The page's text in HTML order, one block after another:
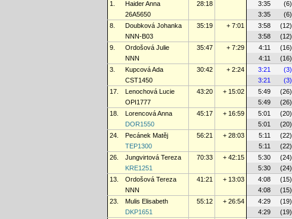
1.
Haider Anna 28:18 3:35 (6)
26A5650
3:35 (6)
8.
Doubková Johanka 35:19 + 7:01 3:58 (12)
NNN-B03
3:58 (12)
9.
Ordošová Julie 35:47 + 7:29 4:11 (16)
NNN
4:11 (16)
3.
Kupcová Ada 30:42 + 2:24 3:21 (3)
CST1450
3:21 (3)
17.
Lenochová Lucie 43:20 + 15:02 5:49 (26)
OPI1777
5:49 (26)
18.
Lorencová Anna 45:17 + 16:59 5:01 (20)
DOR1550
5:01 (20)
24.
Pecánek Matěj 56:21 + 28:03 5:11 (22)
TEP1300
5:11 (22)
26.
Jungvirtová Tereza 70:33 + 42:15 5:30 (24)
KRE1251
5:30 (24)
13.
Ordošová Tereza 41:21 + 13:03 4:08 (15)
NNN
4:08 (15)
23.
Mulis Elisabeth 55:12 + 26:54 4:29 (19)
DKP1651
4:29 (19)